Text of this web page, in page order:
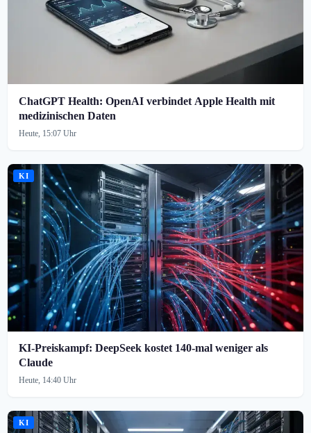
ChatGPT Health: OpenAI verbindet Apple Health mit
medizinischen Daten
Heute, 15:07 Uhr
KI
KI-Preiskampf: DeepSeek kostet 140-mal weniger als
Claude
Heute, 14:40 Uhr
KI